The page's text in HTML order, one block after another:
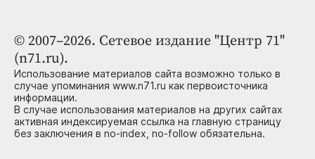
© 2007–2026. Сетевое издание "Центр 71"
(n71.ru).
Использование материалов сайта возможно только в
случае упоминания www.n71.ru как первоисточника
информации.
В случае использования материалов на других сайтах
активная индексируемая ссылка на главную страницу
без заключения в no-index, no-follow обязательна.